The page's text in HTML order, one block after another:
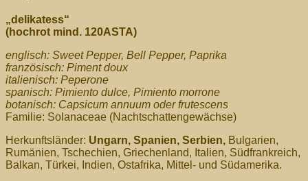
„delikatess“
(hochrot mind. 120ASTA)
englisch: Sweet Pepper, Bell Pepper, Paprika
französisch: Piment doux
italienisch: Peperone
spanisch: Pimiento dulce, Pimiento morrone
botanisch: Capsicum annuum oder frutescens
Familie: Solanaceae (Nachtschattengewächse)
Herkunftsländer: Ungarn, Spanien, Serbien, Bulgarien,
Rumänien, Tschechien, Griechenland, Italien, Südfrankreich,
Balkan, Türkei, Indien, Ostafrika, Mittel- und Südamerika.